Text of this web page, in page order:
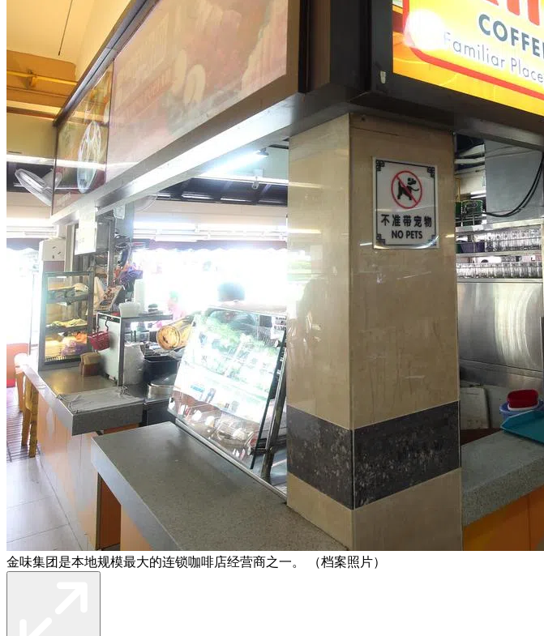
金味集团是本地规模最大的连锁咖啡店经营商之一。 （档案照片）